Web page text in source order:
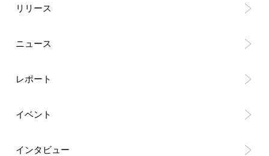
リリース
ニュース
レポート
イベント
インタビュー